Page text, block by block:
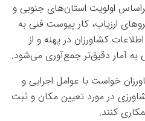
اولویت استان‌های جنوبی و
ارزیاب، کار پیوست فنی به
کشاورزان در پهنه و از
به آمار دقیق‌تر جمع‌آوری می‌شود.
خواست با عوامل اجرایی و
در مورد تعیین مکان و ثبت
کنند.